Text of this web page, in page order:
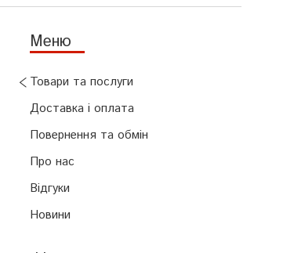
Товари та послуги
Доставка і оплата
Повернення та обмін
Про нас
Відгуки
Новини